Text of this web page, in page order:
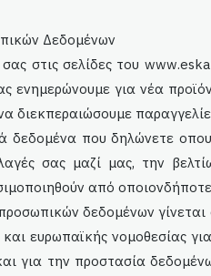
Δεδομένων
στις σελίδες του www.
ενημερώνουμε για νέα
διεκπεραιώσουμε
δεδομένα που δηλώνετε
σας μαζί μας, την
από
δεδομένων
και ευρωπαϊκής νομοθεσίας
για την προστασία